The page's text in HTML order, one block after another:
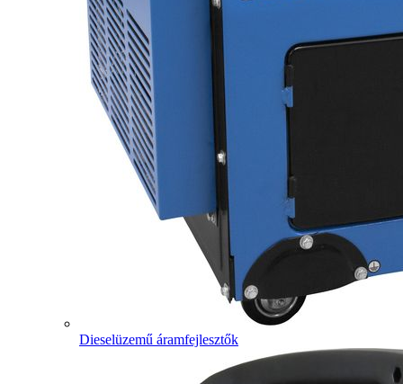
Dieselüzemű áramfejlesztők